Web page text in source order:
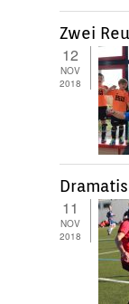
Zwei
12
NOV
2018
11
NOV
2018